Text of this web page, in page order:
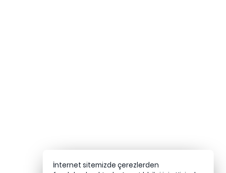
İnternet sitemizde çerezlerden